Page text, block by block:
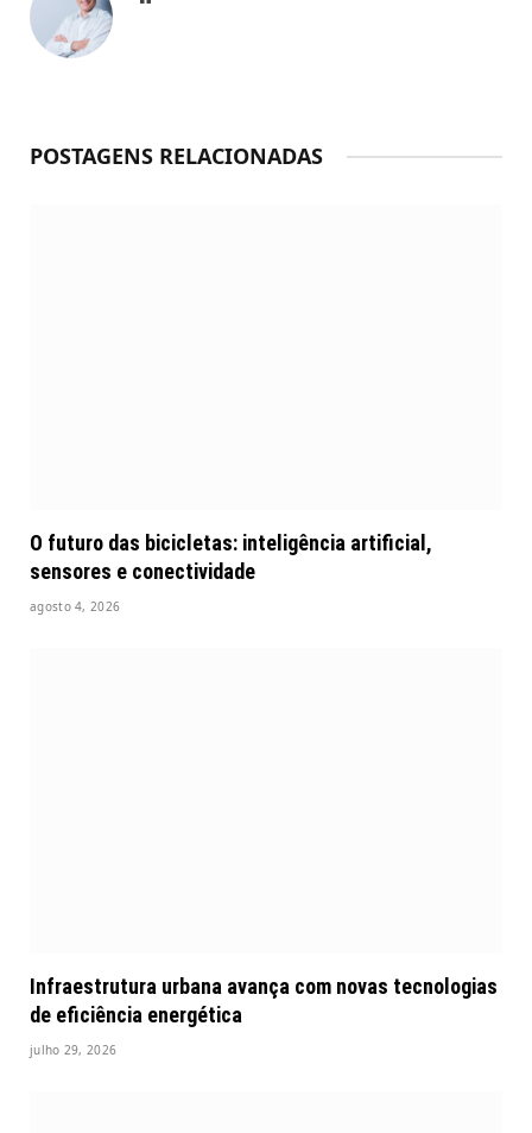
POSTAGENS RELACIONADAS
O futuro das bicicletas: inteligência artificial,
sensores e conectividade
agosto 4, 2026
Infraestrutura urbana avança com novas tecnologias
de eficiência energética
julho 29, 2026